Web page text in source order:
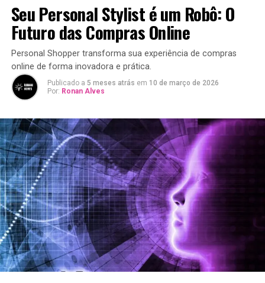
Seu Personal Stylist é um Robô: O
Futuro das Compras Online
Personal Shopper transforma sua experiência de compras
online de forma inovadora e prática.
Publicado a 5 meses atrás em 10 de março de 2026
Por: Ronan Alves